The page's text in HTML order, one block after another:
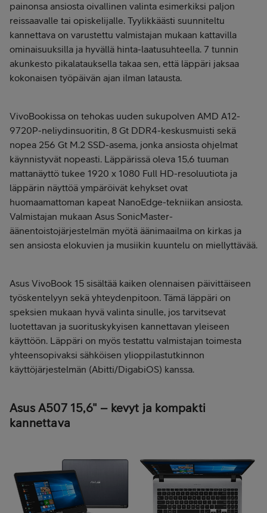
painonsa ansiosta oivallinen valinta esimerkiksi paljon
reissaavalle tai opiskelijalle. Tyylikkäästi suunniteltu
kannettava on varustettu valmistajan mukaan kattavilla
ominaisuuksilla ja hyvällä hinta-laatusuhteella. 7 tunnin
akunkesto pikalatauksella takaa sen, että läppäri jaksaa
kokonaisen työpäivän ajan ilman latausta.
VivoBookissa on tehokas uuden sukupolven AMD A12-
9720P-neliydinsuoritin, 8 Gt DDR4-keskusmuisti sekä
nopea 256 Gt M.2 SSD-asema, jonka ansiosta ohjelmat
käynnistyvät nopeasti. Läppärissä oleva 15,6 tuuman
mattanäyttö tukee 1920 x 1080 Full HD-resoluutiota ja
läppärin näyttöä ympäröivät kehykset ovat
huomaamattoman kapeat NanoEdge-tekniikan ansiosta.
Valmistajan mukaan Asus SonicMaster-
äänentoistojärjestelmän myötä äänimaailma on kirkas ja
sen ansiosta elokuvien ja musiikin kuuntelu on miellyttävää.
Asus VivoBook 15 sisältää kaiken olennaisen päivittäiseen
työskentelyyn sekä yhteydenpitoon. Tämä läppäri on
speksien mukaan hyvä valinta sinulle, jos tarvitsevat
luotettavan ja suorituskykyisen kannettavan yleiseen
käyttöön. Läppäri on myös testattu valmistajan toimesta
yhteensopivaksi sähköisen ylioppilastutkinnon
käyttöjärjestelmän (Abitti/DigabiOS) kanssa.
Asus A507 15,6" – kevyt ja kompakti
kannettava